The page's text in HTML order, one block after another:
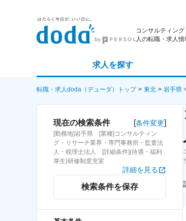
コンサルティン
人の転職・求人
求人を探す
詳細条件から探す
求人特集から探す
転職・求人doda（デューダ）トップ 東北 岩手県
現在の検索条件 [条件変更]
[勤務地]岩手県 [業種]コンサルティン
グ・リサーチ業界・専門事務所・監査法
人・税理士法人 [詳細条件](待遇・福利
厚生)研修制度充実
詳細を見る
検索条件を保存